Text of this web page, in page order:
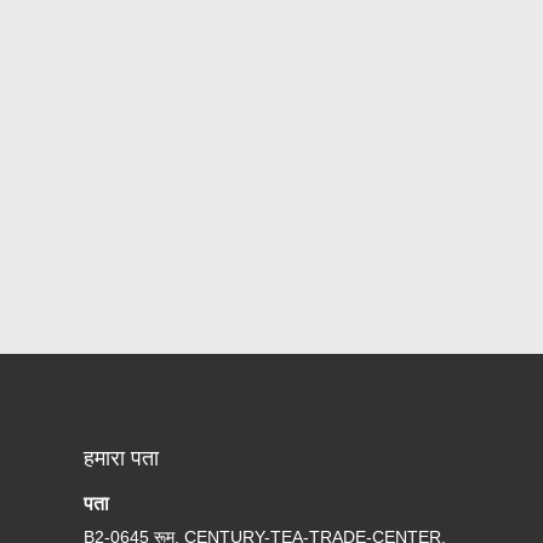
हमारा पता
पता
B2-0645 रूम, CENTURY-TEA-TRADE-CENTER,